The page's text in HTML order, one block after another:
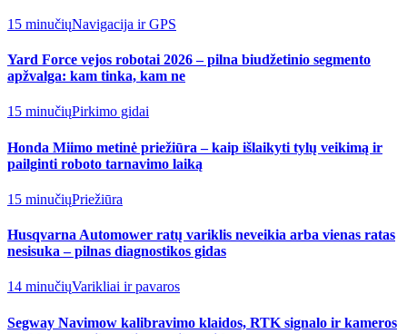
15 minučiųNavigacija ir GPS
Yard Force vejos robotai 2026 – pilna biudžetinio segmento
apžvalga: kam tinka, kam ne
15 minučiųPirkimo gidai
Honda Miimo metinė priežiūra – kaip išlaikyti tylų veikimą ir
pailginti roboto tarnavimo laiką
15 minučiųPriežiūra
Husqvarna Automower ratų variklis neveikia arba vienas ratas
nesisuka – pilnas diagnostikos gidas
14 minučiųVarikliai ir pavaros
Segway Navimow kalibravimo klaidos, RTK signalo ir kameros